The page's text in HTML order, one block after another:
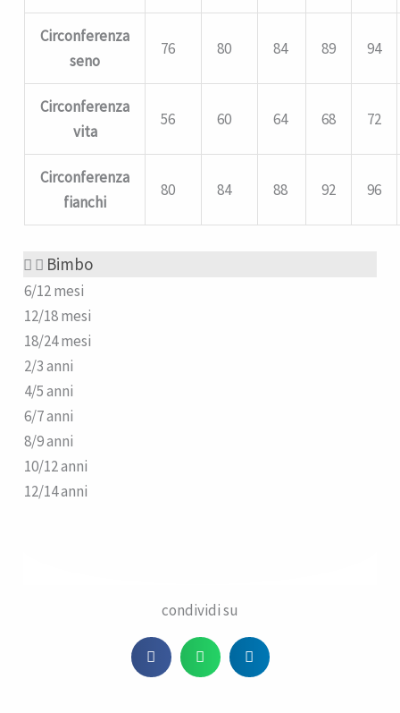
Circonferenza
seno
76 80 84 89 94
Circonferenza
vita
56 60 64 68 72
Circonferenza
fianchi
80 84 88 92 96
Bimbo
6/12 mesi
12/18 mesi
18/24 mesi
2/3 anni
4/5 anni
6/7 anni
8/9 anni
10/12 anni
12/14 anni
condividi su